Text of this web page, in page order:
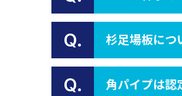
Q. 杉足場板につ
Q. 角パイプは認